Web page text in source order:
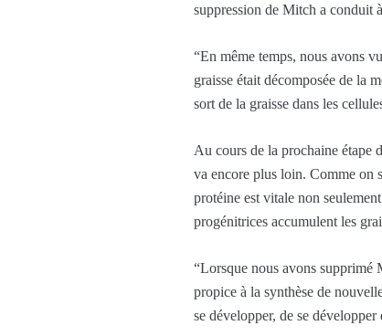
suppression de Mitch a conduit
“En même temps, nous avons
graisse était décomposée de la
sort de la graisse dans les
Au cours de la prochaine étape
va encore plus loin. Comme on
protéine est vitale non
progénitrices accumulent les
“Lorsque nous avons supprimé
propice à la synthèse de
se développer, de se